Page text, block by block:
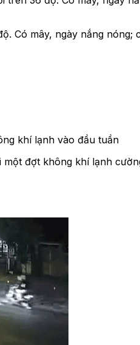
Có mây, ngày nắng
khí lạnh vào đầu tuần
đợt không khí lạnh